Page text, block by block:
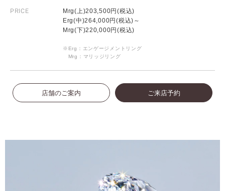
PRICE
Mrg(上)203,500円(税込)
Erg(中)264,000円(税込)～
Mrg(下)220,000円(税込)
※Erg：エンゲージメントリング
Mrg：マリッジリング
店舗のご案内 ご来店予約